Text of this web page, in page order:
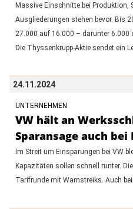
Massive Einschnitte bei Produktion,
Ausgliederungen stehen bevor. Bis
27.000 auf 16.000 – darunter 6.000
Die Thyssenkrupp-Aktie sendet ein
24.11.2024
UNTERNEHMEN
VW hält an
Sparansage auch bei
Im Streit um Einsparungen bei VW
Kapazitäten sollen schnell runter.
Tarifrunde mit Warnstreiks. Auch